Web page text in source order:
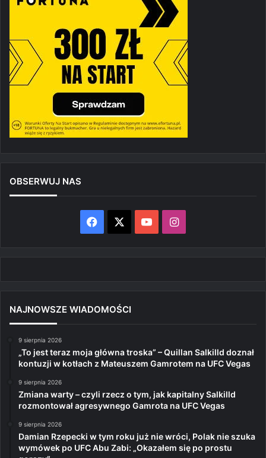
OBSERWUJ NAS
Facebook YouTubeInstagram
NAJNOWSZE WIADOMOŚCI
9 sierpnia 2026
„To jest teraz moja główna troska” – Quillan Salkilld doznał
kontuzji w kotłach z Mateuszem Gamrotem na UFC Vegas
9 sierpnia 2026
Zmiana warty – czyli rzecz o tym, jak kapitalny Salkilld
rozmontował agresywnego Gamrota na UFC Vegas
9 sierpnia 2026
Damian Rzepecki w tym roku już nie wróci, Polak nie szuka
wymówek po UFC Abu Zabi: „Okazałem się po prostu